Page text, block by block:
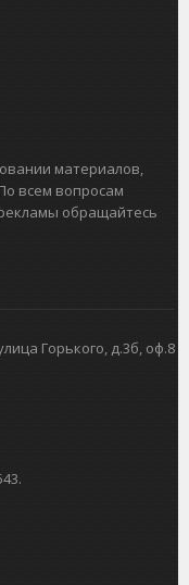
материалов,
всем вопросам
обращайтесь
Горького, д.3б, оф.8